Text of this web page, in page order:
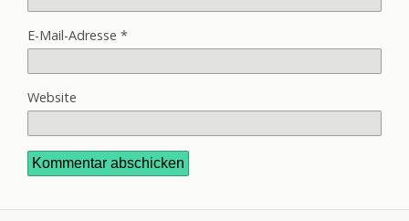
E-Mail-Adresse *
Website